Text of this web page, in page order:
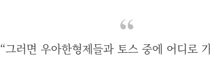
“그러면 우아한형제들과 토스 중에 어디로